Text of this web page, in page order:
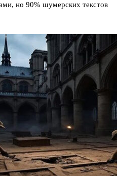
но 90% шумерских текстов